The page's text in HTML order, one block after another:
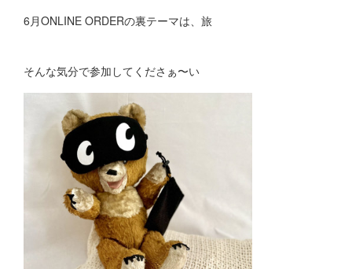
6月ONLINE ORDERの裏テーマは、旅
そんな気分で参加してくださぁ〜い